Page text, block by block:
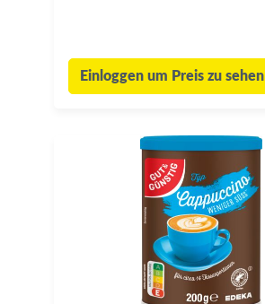
Einloggen um Preis zu sehen